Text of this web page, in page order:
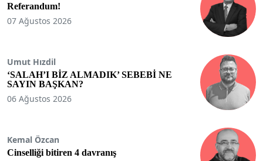
Referandum!
07 Ağustos 2026
Umut Hızdil
‘SALAH’I BİZ ALMADIK’ SEBEBİ NE
SAYIN BAŞKAN?
06 Ağustos 2026
Kemal Özcan
Cinselliği bitiren 4 davranış